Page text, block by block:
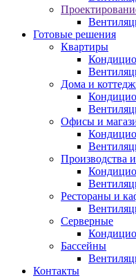
Готовые решения
Квартиры
Дома и
Офисы и
Производства
Рестораны и
Серверные
Бассейны
Контакты